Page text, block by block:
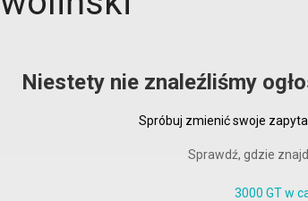
Niestety nie znaleźliśmy
Spróbuj zmienić swoje
Sprawdź, gdzie
3000 GT w